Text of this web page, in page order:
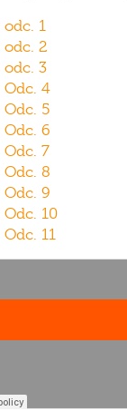
odc. 1
odc. 2
odc. 3
Odc. 4
Odc. 5
Odc. 6
Odc. 7
Odc. 8
Odc. 9
Odc. 10
Odc. 11